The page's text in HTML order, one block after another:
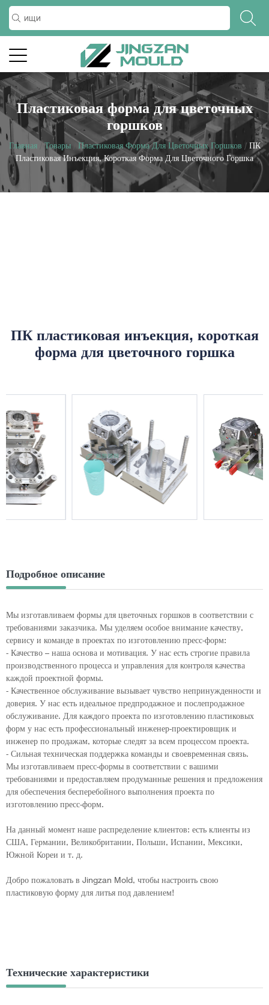
Пластиковая форма для цветочных
горшков
Главная/Товары/ Пластиковая Форма Для Цветочных Горшков / ПК
Пластиковая Инъекция, Короткая Форма Для Цветочного Горшка
ПК пластиковая инъекция, короткая
форма для цветочного горшка
Подробное описание
Мы изготавливаем формы для цветочных горшков в соответствии с
требованиями заказчика. Мы уделяем особое внимание качеству,
сервису и команде в проектах по изготовлению пресс-форм:
- Качество – наша основа и мотивация. У нас есть строгие правила
производственного процесса и управления для контроля качества
каждой проектной формы.
- Качественное обслуживание вызывает чувство непринужденности и
доверия. У нас есть идеальное предпродажное и послепродажное
обслуживание. Для каждого проекта по изготовлению пластиковых
форм у нас есть профессиональный инженер-проектировщик и
инженер по продажам, которые следят за всем процессом проекта.
- Сильная техническая поддержка команды и своевременная связь.
Мы изготавливаем пресс-формы в соответствии с вашими
требованиями и предоставляем продуманные решения и предложения
для обеспечения бесперебойного выполнения проекта по
изготовлению пресс-форм.
На данный момент наше распределение клиентов: есть клиенты из
США, Германии, Великобритании, Польши, Испании, Мексики,
Южной Кореи и т. д.
Добро пожаловать в Jingzan Mold, чтобы настроить свою
пластиковую форму для литья под давлением!
Технические характеристики